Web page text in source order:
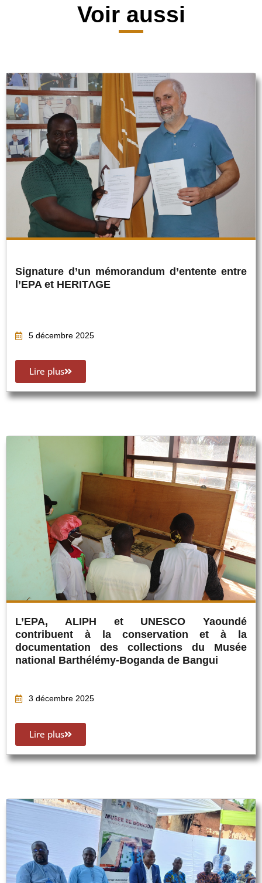
Voir aussi
Signature d’un mémorandum d’entente entre
l’EPA et HERITΛGE
5 décembre 2025
Lire plus
L’EPA, ALIPH et UNESCO Yaoundé
contribuent à la conservation et à la
documentation des collections du Musée
national Barthélémy-Boganda de Bangui
3 décembre 2025
Lire plus